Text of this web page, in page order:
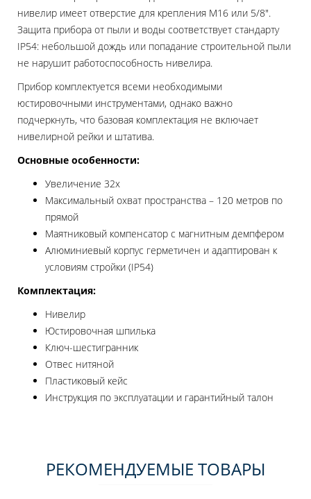
нивелир имеет отверстие для крепления M16 или 5/8".
Защита прибора от пыли и воды соответствует стандарту
IP54: небольшой дождь или попадание строительной пыли
не нарушит работоспособность нивелира.
Прибор комплектуется всеми необходимыми
юстировочными инструментами, однако важно
подчеркнуть, что базовая комплектация не включает
нивелирной рейки и штатива.
Основные особенности:
Увеличение 32x
Максимальный охват пространства – 120 метров по
прямой
Маятниковый компенсатор с магнитным демпфером
Алюминиевый корпус герметичен и адаптирован к
условиям стройки (IP54)
Комплектация:
Нивелир
Юстировочная шпилька
Ключ-шестигранник
Отвес нитяной
Пластиковый кейс
Инструкция по эксплуатации и гарантийный талон
РЕКОМЕНДУЕМЫЕ ТОВАРЫ